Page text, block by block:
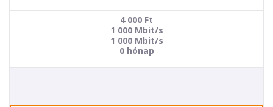
4 000 Ft
1 000 Mbit/s
1 000 Mbit/s
0 hónap